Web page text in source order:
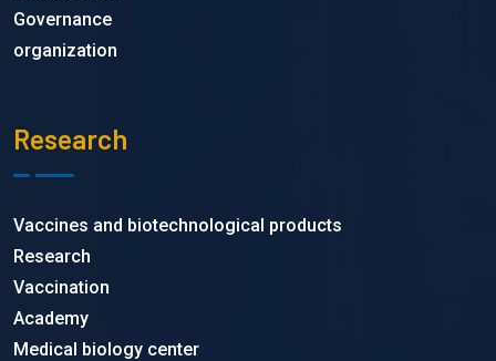
Governance
organization
Research
Vaccines and biotechnological products
Research
Vaccination
Academy
Medical biology center